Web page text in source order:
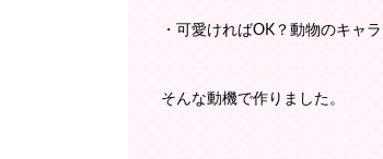
・可愛ければOK？動物のキャ
そんな動機で作りました。